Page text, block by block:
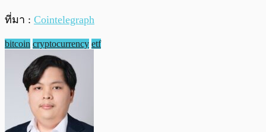
ที่มา : Cointelegraph
bitcoin cryptocurrency etf